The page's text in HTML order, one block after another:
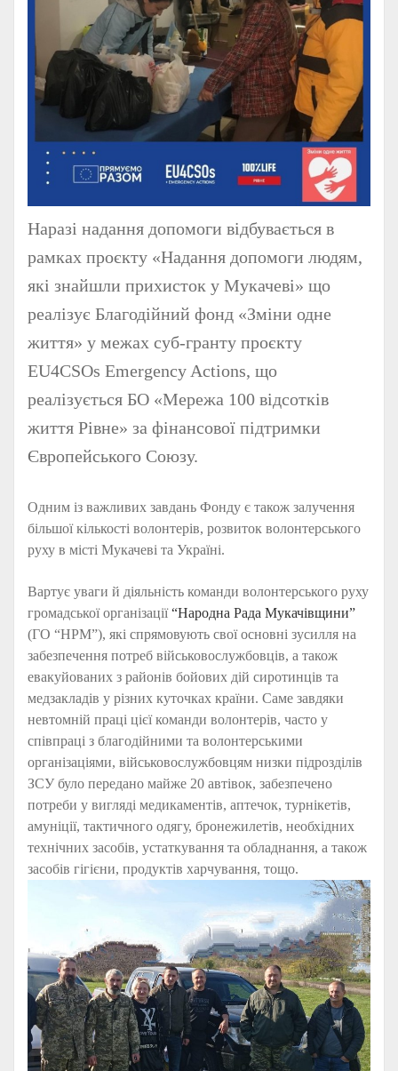
Наразі надання допомоги відбувається в
рамках проєкту «Надання допомоги людям,
які знайшли прихисток у Мукачеві» що
реалізує Благодійний фонд «Зміни одне
життя» у межах суб-гранту проєкту
EU4CSOs Emergency Actions, що
реалізується БО «Мережа 100 відсотків
життя Рівне» за фінансової підтримки
Європейського Союзу.
Одним із важливих завдань Фонду є також залучення
більшої кількості волонтерів, розвиток волонтерського
руху в місті Мукачеві та Україні.
Вартує уваги й діяльність команди волонтерського руху
громадської організації“Народна Рада Мукачівщини”
(ГО “НРМ”), які спрямовують свої основні зусилля на
забезпечення потреб військовослужбовців, а також
евакуйованих з районів бойових дій сиротинців та
медзакладів у різних куточках країни. Саме завдяки
невтомній праці цієї команди волонтерів, часто у
співпраці з благодійними та волонтерськими
організаціями, військовослужбовцям низки підрозділів
ЗСУ було передано майже 20 автівок, забезпечено
потреби у вигляді медикаментів, аптечок, турнікетів,
амуніції, тактичного одягу, бронежилетів, необхідних
технічних засобів, устаткування та обладнання, а також
засобів гігієни, продуктів харчування, тощо.